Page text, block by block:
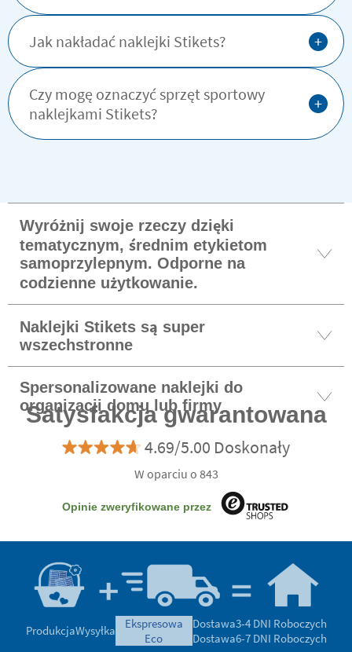
Jak nakładać naklejki Stikets? +
Czy mogę oznaczyć sprzęt sportowy
naklejkami Stikets?
+
Wyróżnij swoje rzeczy dzięki
tematycznym, średnim etykietom
samoprzylepnym. Odporne na
codzienne użytkowanie.
Naklejki Stikets są super
wszechstronne
Spersonalizowane naklejki do
organizacji domu lub firmy
Satysfakcja gwarantowana
4.69/5.00 Doskonały
W oparciu o 843
Opinie zweryfikowane przez
ProdukcjaWysyłka
ekspresowa
eco
Dostawa3-4 DNI Roboczych
Dostawa6-7 DNI Roboczych